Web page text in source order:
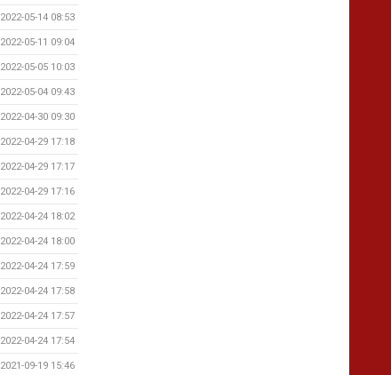
2022-05-14 08:53
2022-05-11 09:04
2022-05-05 10:03
2022-05-04 09:43
2022-04-30 09:30
2022-04-29 17:18
2022-04-29 17:17
2022-04-29 17:16
2022-04-24 18:02
2022-04-24 18:00
2022-04-24 17:59
2022-04-24 17:58
2022-04-24 17:57
2022-04-24 17:54
2021-09-19 15:46